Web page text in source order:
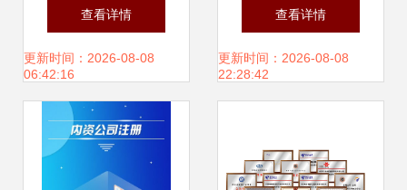
证（文网文）办理
指南 合规运营的重
要一步
查看详情
更新时间：2026-08-08
06:42:16
许可证（文网文）
办理费用与时间详
查看详情
更新时间：2026-08-08
22:28:42